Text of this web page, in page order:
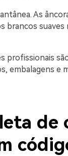
As
suaves
profissionais
embalagens e
de